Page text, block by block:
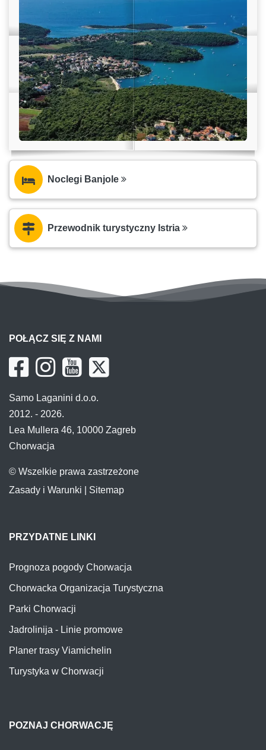
Noclegi Banjole
Przewodnik turystyczny Istria
POŁĄCZ SIĘ Z NAMI
Samo Laganini d.o.o.
2012. - 2026.
Lea Mullera 46, 10000 Zagreb
Chorwacja
© Wszelkie prawa zastrzeżone
Zasady i Warunki
Sitemap
PRZYDATNE LINKI
Prognoza pogody Chorwacja
Chorwacka Organizacja Turystyczna
Parki Chorwacji
Jadrolinija - Linie promowe
Planer trasy Viamichelin
Turystyka w Chorwacji
POZNAJ CHORWACJĘ